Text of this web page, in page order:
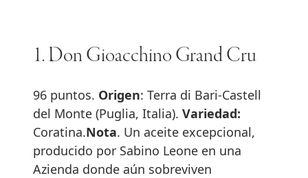
1. Don Gioacchino Grand Cru
96 puntos. Origen: Terra di Bari-Castell
del Monte (Puglia, Italia). Variedad:
Coratina.Nota. Un aceite excepcional,
producido por Sabino Leone en una
Azienda donde aún sobreviven